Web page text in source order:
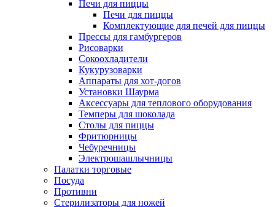
Печи для пиццы
Печи для пиццы
Комплектующие для печей для пиццы
Прессы для гамбургеров
Рисоварки
Сокоохладители
Кукурузоварки
Аппараты для хот-догов
Установки Шаурма
Аксессуары для теплового оборудования
Темперы для шоколада
Столы для пиццы
Фритюрницы
Чебуречницы
Электрошашлычницы
Палатки торговые
Посуда
Противни
Стерилизаторы для ножей